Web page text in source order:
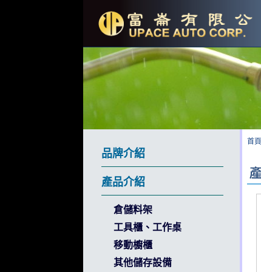
品牌介紹
產品介紹
倉儲料架
工具櫃、工作桌
移動櫥櫃
其他儲存設備
首頁